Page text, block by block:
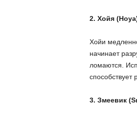
2. Хойя
Хойи
начинает
ломаются.
способствует
3. Змеевик